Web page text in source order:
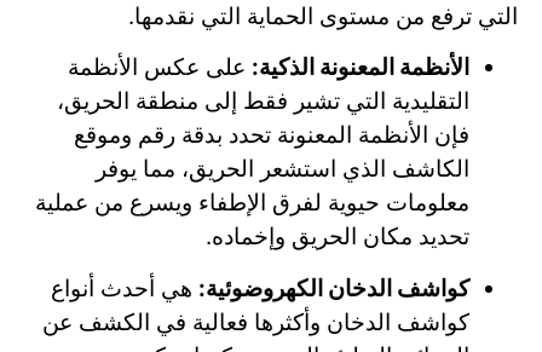
التي ترفع من مستوى الحماية التي نقدمها.
الأنظمة المعنونة الذكية: على عكس الأنظمة
التقليدية التي تشير فقط إلى منطقة الحريق،
فإن الأنظمة المعنونة تحدد بدقة رقم وموقع
الكاشف الذي استشعر الحريق، مما يوفر
معلومات حيوية لفرق الإطفاء ويسرع من عملية
تحديد مكان الحريق وإخماده.
كواشف الدخان الكهروضوئية: هي أحدث أنواع
كواشف الدخان وأكثرها فعالية في الكشف عن